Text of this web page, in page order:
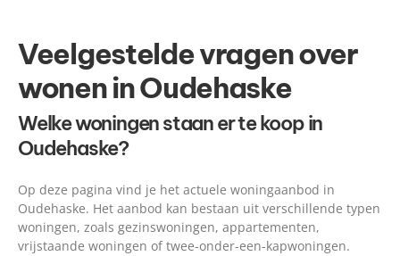
Veelgestelde vragen over
wonen in Oudehaske
Welke woningen staan er te koop in
Oudehaske?
Op deze pagina vind je het actuele woningaanbod in
Oudehaske. Het aanbod kan bestaan uit verschillende typen
woningen, zoals gezinswoningen, appartementen,
vrijstaande woningen of twee-onder-een-kapwoningen.